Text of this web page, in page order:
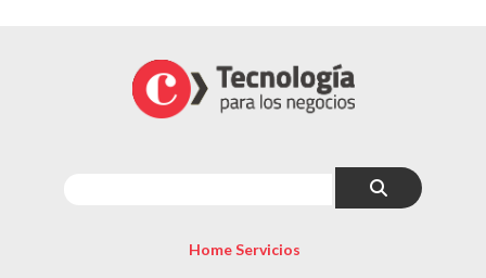
Home Servicios